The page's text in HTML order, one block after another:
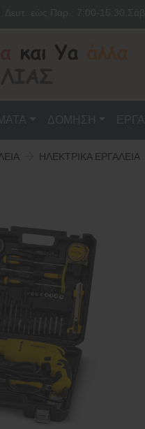
ΔΟΜΗΣΗ
ΗΛΕΚΤΡΙΚΑ ΕΡΓΑΛΕΙΑ